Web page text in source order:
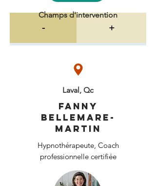
- +
Champs d'intervention
Laval, Qc
Fanny
Bellemare-
Martin
Hypnothérapeute, Coach
professionnelle certifiée